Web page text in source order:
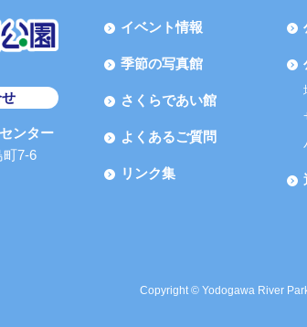
ンター
町7-6
イベント情報
季節の写真館
さくらであい館
よくあるご質問
リンク集
Copyright © Yodogawa River